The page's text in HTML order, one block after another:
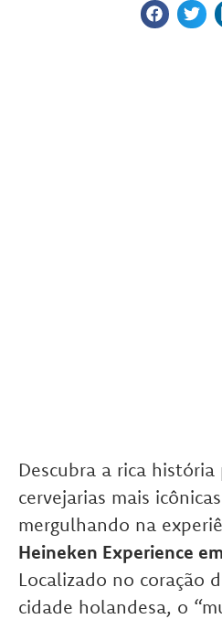
Descubra a rica
cervejarias mais
mergulhando na
Heineken Experience
Localizado no coração
cidade holandesa, o